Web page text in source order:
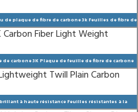
plaque de fibre de carbone 3k Feuilles de fibre de
carbone 3K Plaque de feuille de fibre de carbone
légère
à haute résistance Feuilles résistantes à la